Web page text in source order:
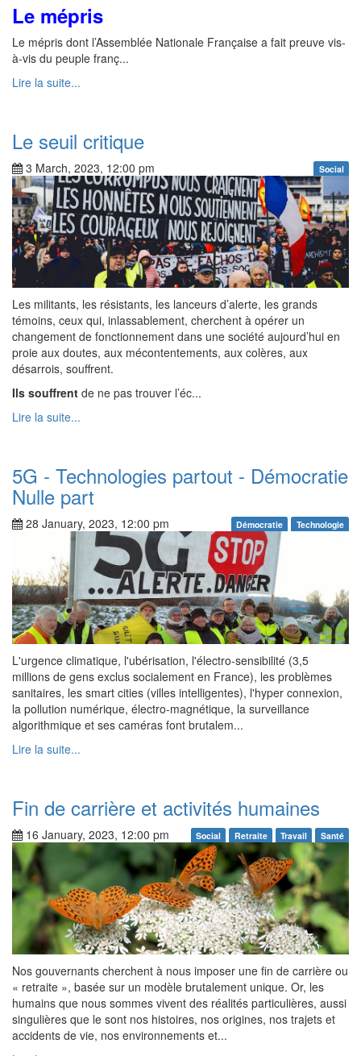
Le mépris
Le mépris dont l’Assemblée Nationale Française a fait preuve vis-
à-vis du peuple franç...
Lire la suite...
Le seuil critique
3 March, 2023, 12:00 pm Social
Les militants, les résistants, les lanceurs d’alerte, les grands
témoins, ceux qui, inlassablement, cherchent à opérer un
changement de fonctionnement dans une société aujourd’hui en
proie aux doutes, aux mécontentements, aux colères, aux
désarrois, souffrent.
Ils souffrent de ne pas trouver l’éc...
Lire la suite...
5G - Technologies partout - Démocratie
Nulle part
28 January, 2023, 12:00 pm Démocratie Technologie
L'urgence climatique, l'ubérisation, l'électro-sensibilité (3,5
millions de gens exclus socialement en France), les problèmes
sanitaires, les smart cities (villes intelligentes), l'hyper connexion,
la pollution numérique, électro-magnétique, la surveillance
algorithmique et ses caméras font brutalem...
Lire la suite...
Fin de carrière et activités humaines
16 January, 2023, 12:00 pm Social Retraite Travail Santé
Nos gouvernants cherchent à nous imposer une fin de carrière ou
« retraite », basée sur un modèle brutalement unique. Or, les
humains que nous sommes vivent des réalités particulières, aussi
singulières que le sont nos histoires, nos origines, nos trajets et
accidents de vie, nos environnements et...